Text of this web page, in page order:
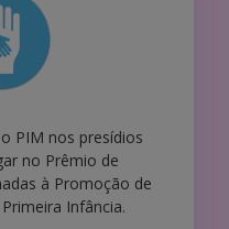
PIM nos presídios
no Prêmio de
à Promoção de
Infância.